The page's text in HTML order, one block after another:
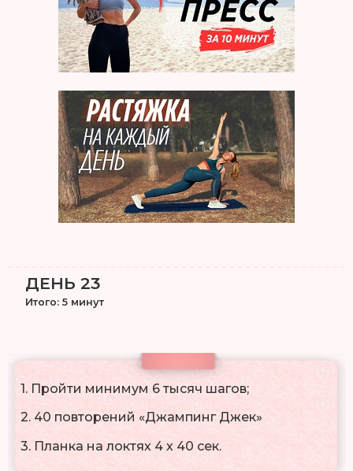
1. Пройти минимум 6 тысяч шагов;
2. 40 повторений «Джампинг Джек»
3. Планка на локтях 4 х 40 сек.
ДЕНЬ 23
Итого: 5 минут